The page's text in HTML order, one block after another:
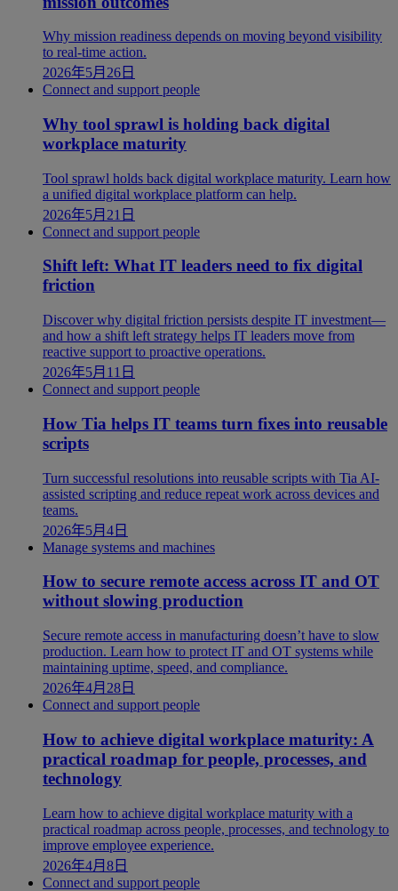
Why mission readiness depends on moving beyond visibility
to real-time action.
2026年5月26日
Connect and support people
Why tool sprawl is holding back digital
workplace maturity
Tool sprawl holds back digital workplace maturity. Learn how
a unified digital workplace platform can help.
2026年5月21日
Connect and support people
Shift left: What IT leaders need to fix digital
friction
Discover why digital friction persists despite IT investment—
and how a shift left strategy helps IT leaders move from
reactive support to proactive operations.
2026年5月11日
Connect and support people
How Tia helps IT teams turn fixes into reusable
scripts
Turn successful resolutions into reusable scripts with Tia AI-
assisted scripting and reduce repeat work across devices and
teams.
2026年5月4日
Manage systems and machines
How to secure remote access across IT and OT
without slowing production
Secure remote access in manufacturing doesn’t have to slow
production. Learn how to protect IT and OT systems while
maintaining uptime, speed, and compliance.
2026年4月28日
Connect and support people
How to achieve digital workplace maturity: A
practical roadmap for people, processes, and
technology
Learn how to achieve digital workplace maturity with a
practical roadmap across people, processes, and technology to
improve employee experience.
2026年4月8日
Connect and support people